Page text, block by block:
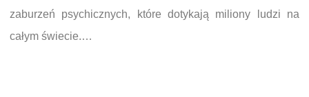
zaburzeń psychicznych, które dotykają miliony ludzi na
całym świecie.…